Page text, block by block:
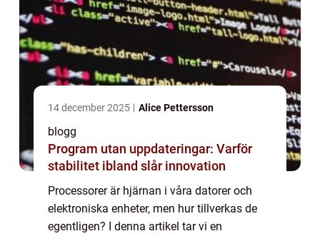
14 december 2025 Alice Pettersson
blogg
Program utan uppdateringar: Varför
stabilitet ibland slår innovation
Processorer är hjärnan i våra datorer och
elektroniska enheter, men hur tillverkas de
egentligen? I denna artikel tar vi en